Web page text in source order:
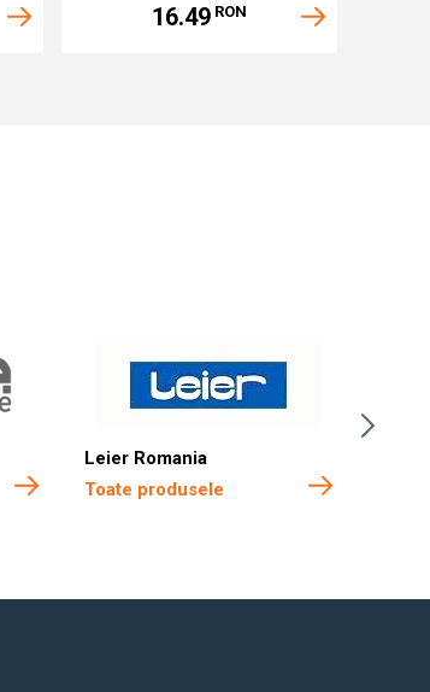
16.49 RON
Leier Romania
Toate produsele